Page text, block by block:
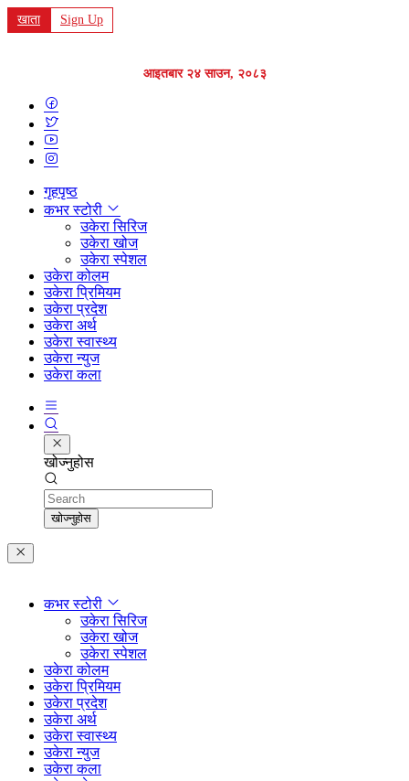
खाता Sign Up
आइतबार २४ साउन, २०८३
गृहपृष्ठ
कभर स्टोरी
उकेरा सिरिज
उकेरा खोज
उकेरा स्पेशल
उकेरा कोलम
उकेरा प्रिमियम
उकेरा प्रदेश
उकेरा अर्थ
उकेरा स्वास्थ्य
उकेरा न्युज
उकेरा कला
खोज्नुहोस
Search
खोज्नुहोस
कभर स्टोरी
उकेरा सिरिज
उकेरा खोज
उकेरा स्पेशल
उकेरा कोलम
उकेरा प्रिमियम
उकेरा प्रदेश
उकेरा अर्थ
उकेरा स्वास्थ्य
उकेरा न्युज
उकेरा कला